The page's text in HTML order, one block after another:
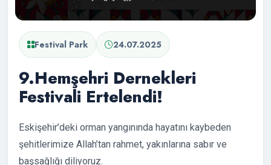
Festival Park 24.07.2025
9.Hemşehri Dernekleri
Festivali Ertelendi!
Eskişehir’deki orman yangınında hayatını kaybeden
şehitlerimize Allah’tan rahmet, yakınlarına sabır ve
başsağlığı diliyoruz.